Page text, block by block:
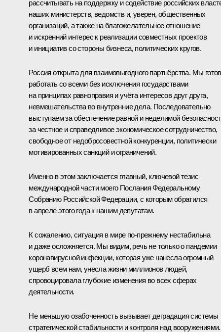
рассчитывать на поддержку и содействие российских
наших министерств, ведомств и, уверен, общественных
организаций, а также на благожелательное отношение
и искренний интерес к реализации совместных проектов
и инициатив со стороны бизнеса, политических кругов.
Россия открыта для взаимовыгодного партнёрства. Мы
работать со всеми без исключения государствами
на принципах равноправия и учёта интересов друг друга,
невмешательства во внутренние дела. Последовательно
выступаем за обеспечение равной и неделимой
за честное и справедливое экономическое сотрудничество,
свободное от недобросовестной конкуренции, политически
мотивированных санкций и ограничений.
Именно в этом заключается главный, ключевой тезис
международной части моего Послания Федеральному
Собранию Российской Федерации, с которым обратился
в апреле этого года к нашим депутатам.
К сожалению, ситуация в мире по-прежнему нестабильна
и даже осложняется. Мы видим, речь не только о пандемии
коронавирусной инфекции, которая уже нанесла огромный
ущерб всем нам, унесла жизни миллионов людей,
спровоцировала глубокие изменения во всех сферах
деятельности.
Не меньшую озабоченность вызывает деградация системы
стратегической стабильности и контроля над вооружениями.